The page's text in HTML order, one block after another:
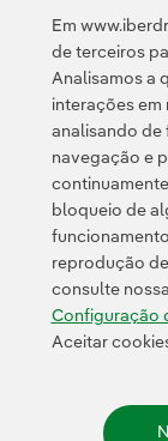
Transparência no uso
Em
de terceiros
Analisamos a
interações em
analisando de
navegação e
bloqueio de
reprodução
consulte nossa
Configuração
Aceitar